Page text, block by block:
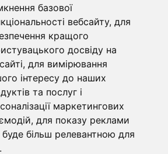
базової
вебсайту, для
кращого
досвіду на
, для вимірювання
інтересу до наших
та послуг і
маркетингових
, для показу реклами
буде більш релевантною для
.
Перша команда
U19